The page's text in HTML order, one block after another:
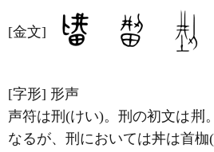
[金文]
[字形] 形声
声符は刑(けい)。刑の初文は
なるが、刑においては丼は首